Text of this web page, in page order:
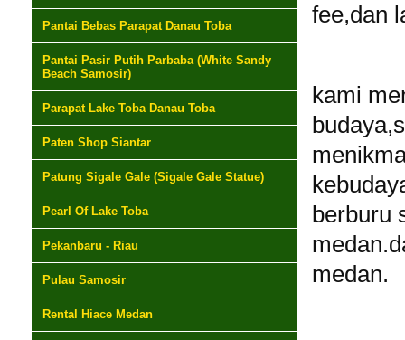
Pantai Bebas Parapat Danau Toba
Pantai Pasir Putih Parbaba (White Sandy
Beach Samosir)
Parapat Lake Toba Danau Toba
Paten Shop Siantar
Patung Sigale Gale (Sigale Gale Statue)
Pearl Of Lake Toba
Pekanbaru - Riau
Pulau Samosir
Rental Hiace Medan
fee,dan
kami
berburu
medan.